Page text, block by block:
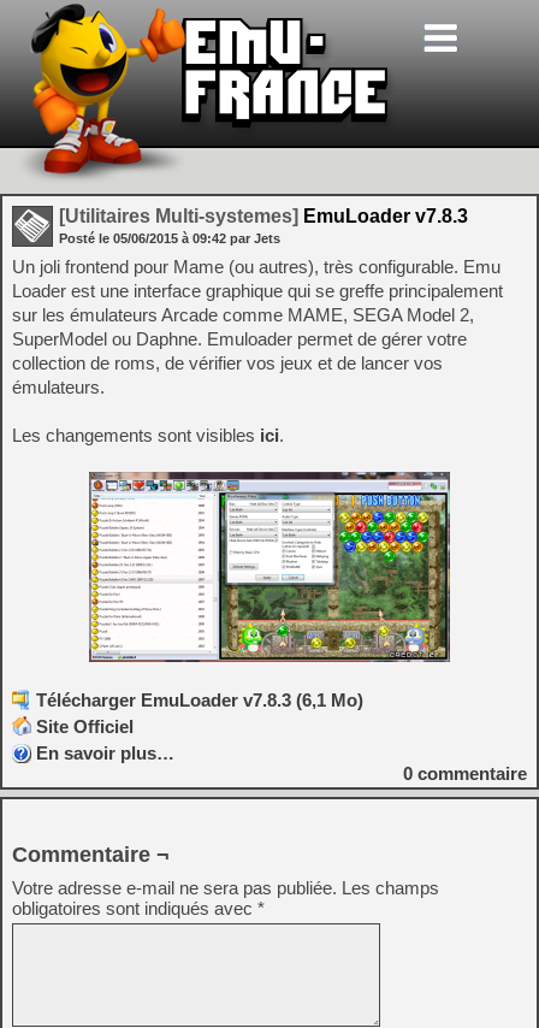
[Utilitaires Multi-systemes] EmuLoader v7.8.3
Posté le 05/06/2015 à 09:42 par Jets
Un joli frontend pour Mame (ou autres), très configurable. Emu
Loader est une interface graphique qui se greffe principalement
sur les émulateurs Arcade comme MAME, SEGA Model 2,
SuperModel ou Daphne. Emuloader permet de gérer votre
collection de roms, de vérifier vos jeux et de lancer vos
émulateurs.
Les changements sont visibles ici.
Télécharger EmuLoader v7.8.3 (6,1 Mo)
Site Officiel
En savoir plus…
0 commentaire
Commentaire ¬
Votre adresse e-mail ne sera pas publiée. Les champs
obligatoires sont indiqués avec *